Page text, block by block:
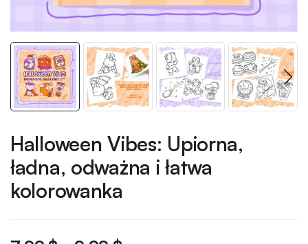
Halloween Vibes: Upiorna,
ładna, odważna i łatwa
kolorowanka